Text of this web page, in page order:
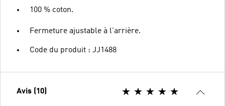
100 % coton.
Fermeture ajustable à l'arrière.
Code du produit : JJ1488
Avis (10)